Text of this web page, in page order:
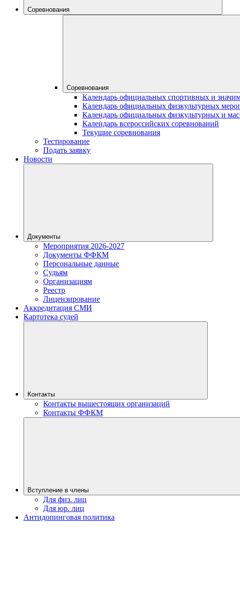
Соревнования
Соревнования
Календарь официальных спортивных и
Календарь официальных физкультурных
Календарь официальных физкультурных и
Календарь всероссийских соревнований
Текущие соревнования
Тестирование
Подать заявку
Новости
Документы
Мероприятия 2026-2027
Документы ФФКМ
Персональные данные
Судьям
Организациям
Реестр
Лицензирование
Аккредитация СМИ
Картотека судей
Контакты
Контакты вышестоящих организаций
Контакты ФФКМ
Вступление в члены
Для физ. лиц
Для юр. лиц
Антидопинговая политика